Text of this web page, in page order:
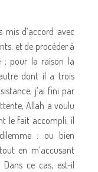
mis d’accord avec
et de procéder à
; pour la raison la
dont il a trois
j’ai fini par
Allah a voulu
le fait accompli, il
: ou bien
en m’accusant
ce cas, est-il